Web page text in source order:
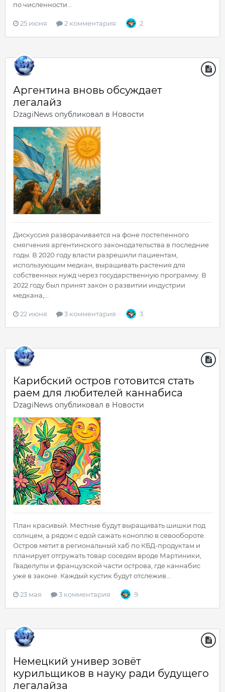
по численности...
25 июня 2 комментария 2
Аргентина вновь обсуждает
легалайз
DzagiNews опубликовал в Новости
Дискуссия разворачивается на фоне постепенного
смягчения аргентинского законодательства в последние
годы. В 2020 году власти разрешили пациентам,
использующим медкан, выращивать растения для
собственных нужд через государственную программу. В
2022 году был принят закон о развитии индустрии
медкана,...
22 июня 3 комментария 3
Карибский остров готовится стать
раем для любителей каннабиса
DzagiNews опубликовал в Новости
План красивый. Местные будут выращивать шишки под
солнцем, а рядом с едой сажать коноплю в севообороте.
Остров метит в региональный хаб по КБД-продуктам и
планирует отгружать товар соседям вроде Мартиники,
Гваделупы и французской части острова, где каннабис
уже в законе. Каждый кустик будут отслежив...
23 мая 3 комментария 9
Немецкий универ зовёт
курильщиков в науку ради будущего
легалайза